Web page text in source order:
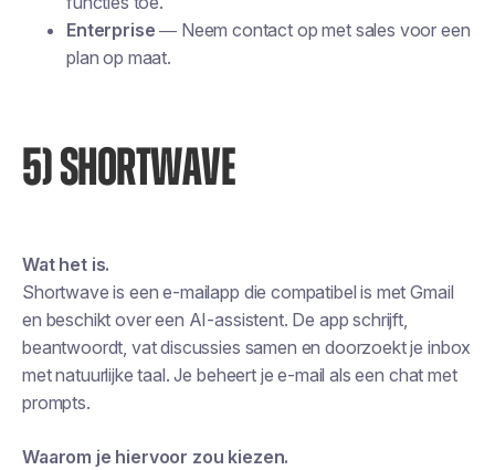
Enterprise — Neem contact op met sales voor een
plan op maat.
5) SHORTWAVE
Wat het is.
Shortwave is een e-mailapp die compatibel is met Gmail
en beschikt over een AI-assistent. De app schrijft,
beantwoordt, vat discussies samen en doorzoekt je inbox
met natuurlijke taal. Je beheert je e-mail als een chat met
prompts.
Waarom je hiervoor zou kiezen.